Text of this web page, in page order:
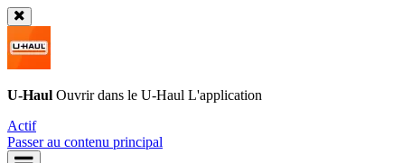
U-Haul Ouvrir dans le U-Haul L'application
Actif
Passer au contenu principal